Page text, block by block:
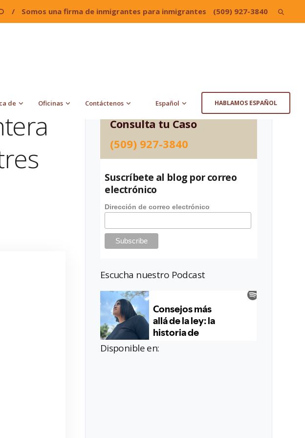
/ Somos una firma de inmigrantes para inmigrantes (509) 927-3840 Search
de Oficinas Contáctenos Español HABLAMOS ESPAÑOL
Consulta tu Caso
(509) 927-3840
Suscríbete al blog por correo
electrónico
Dirección de correo electrónico
Escucha nuestro Podcast
Disponible en: